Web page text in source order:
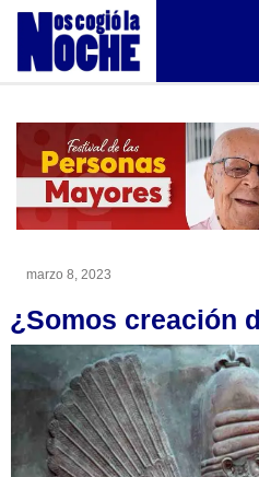
marzo 8, 2023
¿Somos creación